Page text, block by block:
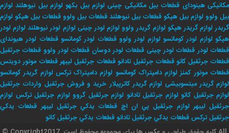
مکانیکی هینودای قطعات بیل مکانیکی چینی لوازم بیل بکهو لوازم بیل نیوهلند لوازم
بیل ولوو لوازم بیل هپکوقطعات بیل نیوهلندقطعات بیل ولووقطعات بیل هپکو لوازم
گریدر لوازم گریدر هپکو لوازم گریدر ولوو لوازم لودر چینی لوازم لودر نیوهلند لوازم لودر
هپکو لوازم لودر کوماتسو لوازم لودر ولوو قطعات لودر کوماتسو قطعات لودر هیوندای
قطعات لودر قطعات لودر چینی قطعات لودر دوسان قطعات لودر ولوو قطعات جرثقیل
قطعات جرثقیل کاتوقطعات جرثقیل تادانوقطعات جرثقیل لیبهرقطعات موتور دویتس
قطعات موتور کمنز لوازم دامپتراک کوماتسو لوازم دامپتراک ترکس لوازم گریدر کوماتسو
لوازم گریدر میتسوبیشی لوازم گریدر کاترپیلار خريد و فروش جرثقيل واردات جرثقيل
لوازم جرثقيل كاتو لوازم جرثقيل تادانو لوازم جرثقيل گروو لوازم جرثقيل تركس لوازم
جرثقيل ليبهر لوازم جرثقيل پي ان اچ قطعات يدكي جرثقيل ليبهر قطعات يدكي
جرثقيل تركسقطعات يدكي جرثقيل تادانوقطعات يدكي جرثقيل كاتو